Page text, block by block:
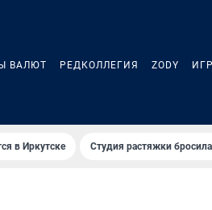
ВАЛЮТ РЕДКОЛЛЕГИЯ ZODY
в Иркутске Студия растяжки